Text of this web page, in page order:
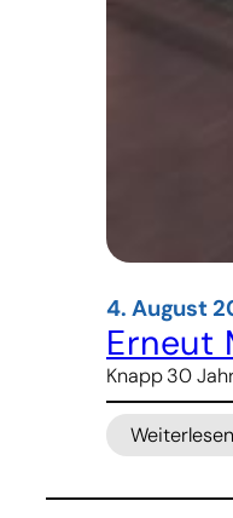
4. August
Erneut
Knapp 30
Weiterlesen
: